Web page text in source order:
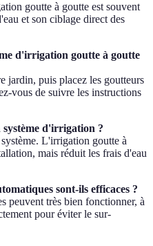
goutte à goutte est souvent
et son ciblage direct des
d'irrigation goutte à goutte
jardin, puis placez les goutteurs
vous de suivre les instructions
système d'irrigation ?
L'irrigation goutte à
mais réduit les frais d'eau
sont-ils efficaces ?
peuvent très bien fonctionner, à
pour éviter le sur-